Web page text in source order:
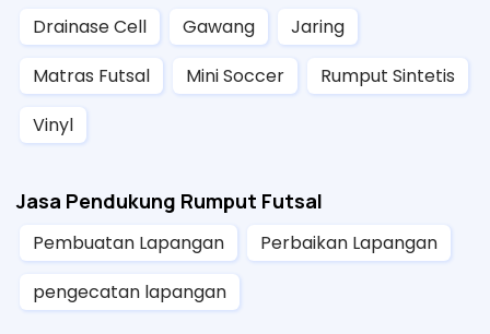
Drainase Cell Gawang
Jaring
Matras Futsal
Mini Soccer
Rumput Sintetis
Vinyl
Jasa Pendukung Rumput Futsal
Pembuatan Lapangan
Perbaikan Lapangan
pengecatan lapangan